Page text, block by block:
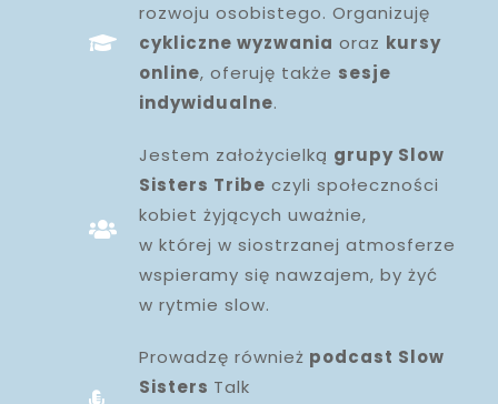
rozwoju osobistego. Organizuję
cykliczne wyzwania oraz kursy
online, oferuję także sesje
indywidualne.
Jestem założycielką grupy Slow
Sisters Tribe czyli społeczności
kobiet żyjących uważnie,
w której w siostrzanej atmosferze
wspieramy się nawzajem, by żyć
w rytmie slow.
Prowadzę również podcast Slow
Sisters Talk